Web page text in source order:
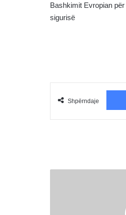
Bashkimit Evropian
sigurisë
Shpërndaje